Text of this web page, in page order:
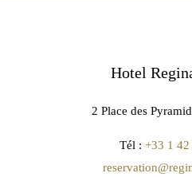
Hotel
2 Place des
Tél : +33 1